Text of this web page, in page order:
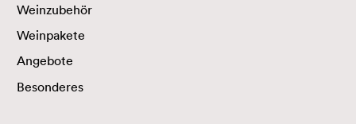
Weinzubehör
Weinpakete
Angebote
Besonderes